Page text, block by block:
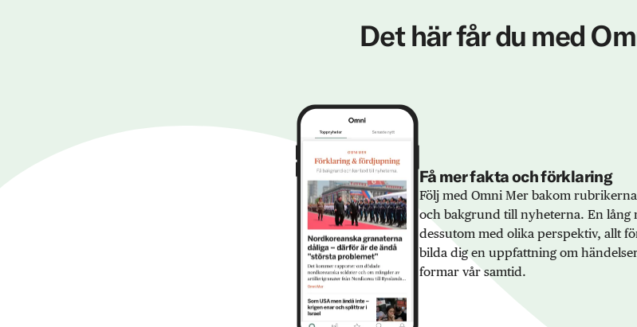
Det här får du med
Få mer fakta och förklaring
Följ med Omni Mer bakom
och bakgrund till nyheterna. En lång
dessutom med olika perspektiv, allt
bilda dig en uppfattning om
formar vår samtid.